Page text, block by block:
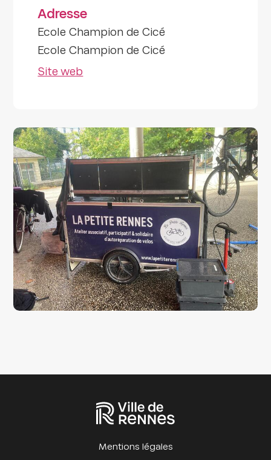
Adresse
Ecole Champion de Cicé
Ecole Champion de Cicé
Site web
Mentions légales